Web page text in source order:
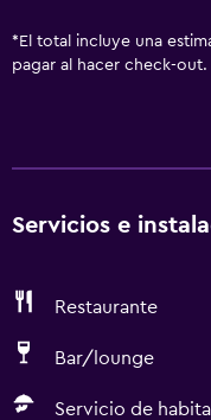
* El total incluye una
pagar al hacer check-out.
Servicios e
Restaurante
Bar/lounge
Servicio de